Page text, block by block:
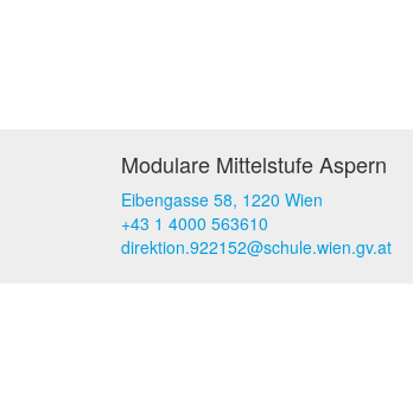
Modulare Mittelstufe Aspern
Eibengasse 58, 1220 Wien
+43 1 4000 563610
direktion.922152@schule.wien.gv.at